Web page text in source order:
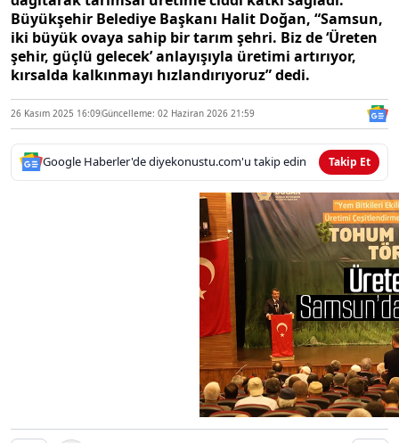
Büyükşehir Belediye Başkanı Halit Doğan, “Samsun,
iki büyük ovaya sahip bir tarım şehri. Biz de ‘Üreten
şehir, güçlü gelecek’ anlayışıyla üretimi artırıyor,
kırsalda kalkınmayı hızlandırıyoruz” dedi.
26 Kasım 2025 16:09Güncelleme: 02 Haziran 2026 21:59
Google Haberler'de diyekonustu.com'u takip edin Takip Et